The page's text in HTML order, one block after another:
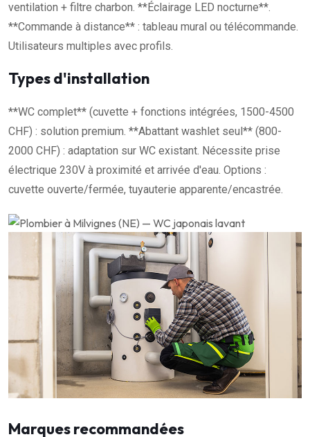
ventilation + filtre charbon. **Éclairage LED nocturne**.
**Commande à distance** : tableau mural ou télécommande.
Utilisateurs multiples avec profils.
Types d'installation
**WC complet** (cuvette + fonctions intégrées, 1500-4500
CHF) : solution premium. **Abattant washlet seul** (800-
2000 CHF) : adaptation sur WC existant. Nécessite prise
électrique 230V à proximité et arrivée d'eau. Options :
cuvette ouverte/fermée, tuyauterie apparente/encastrée.
Marques recommandées